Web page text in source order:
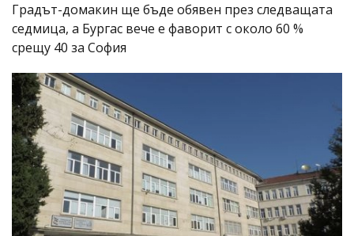
Градът-домакин ще бъде обявен през следващата
седмица, а Бургас вече е фаворит с около 60 %
срещу 40 за София